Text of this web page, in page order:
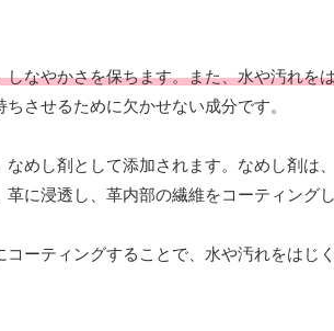
なやかさを保ちます。また、水や汚れを
させるために欠かせない成分です。
めし剤として添加されます。なめし剤
に浸透し、革内部の繊維をコーティング
コーティングすることで、水や汚れをは